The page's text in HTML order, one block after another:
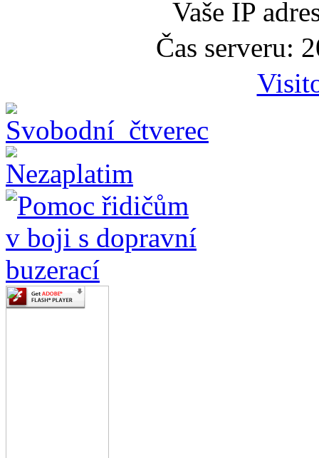
Vaše IP
Čas serveru: